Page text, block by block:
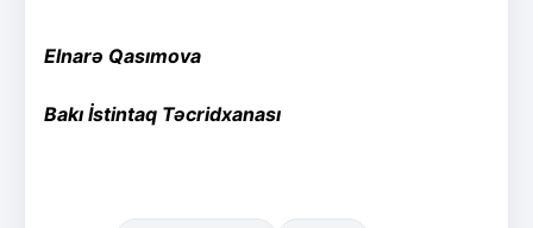
Elnarə Qasımova
Bakı İstintaq Təcridxanası